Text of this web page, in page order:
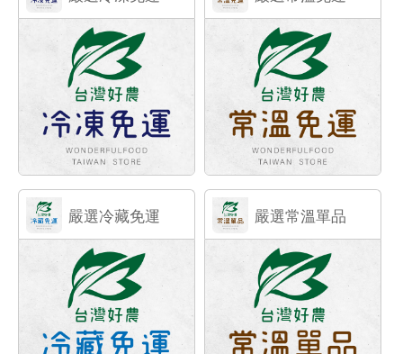
嚴選冷藏免運 嚴選常溫單品